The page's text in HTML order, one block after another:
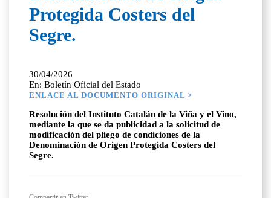
Protegida Costers del
Segre.
30/04/2026
En: Boletín Oficial del Estado
ENLACE AL DOCUMENTO ORIGINAL >
Resolución del Instituto Catalán de la Viña y el Vino,
mediante la que se da publicidad a la solicitud de
modificación del pliego de condiciones de la
Denominación de Origen Protegida Costers del
Segre.